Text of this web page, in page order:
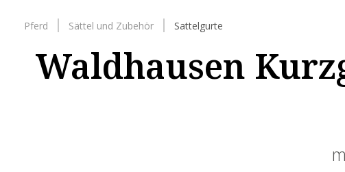
Pferd Sättel und Zubehör Sattelgurte
Waldhausen